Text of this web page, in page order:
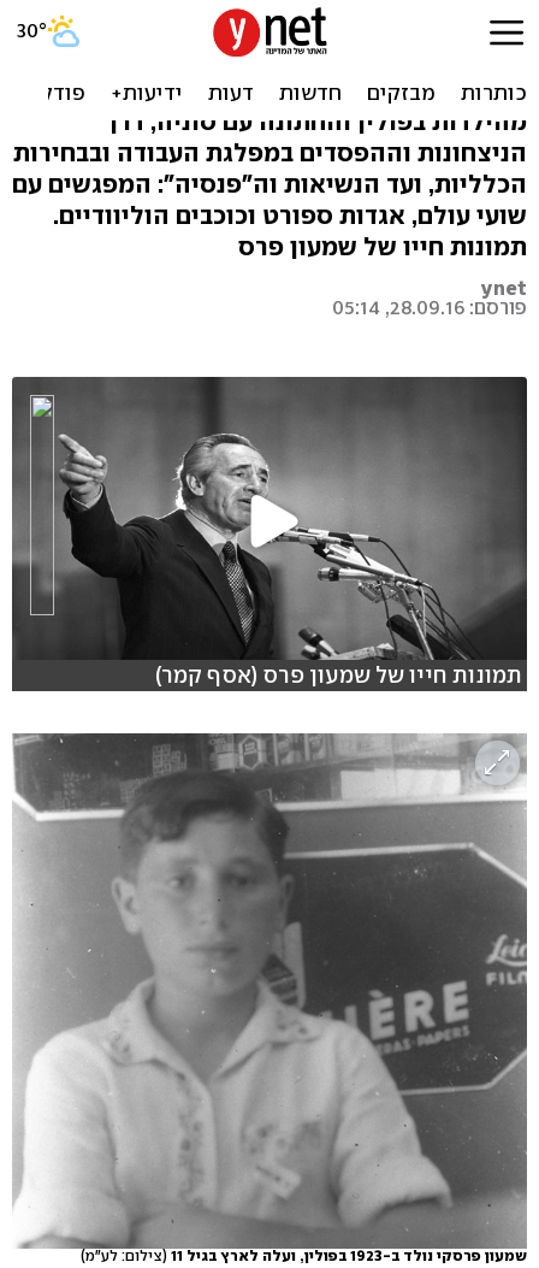
המשפחה, המדינה, החזון.
מהילדות בפולין והחתונה עם סוניה, דרך
הניצחונות וההפסדים במפלגת העבודה ובבחירות
הכלליות, ועד הנשיאות וה"פנסיה": המפגשים עם
שועי עולם, אגדות ספורט וכוכבים הוליוודיים.
תמונות חייו של שמעון פרס
ynet
פורסם: 28.09.16, 05:14
תמונות חייו של שמעון פרס (אסף קמר)
שמעון פרסקי נולד ב-1923 בפולין, ועלה לארץ בגיל 11 (צילום: לע"מ)